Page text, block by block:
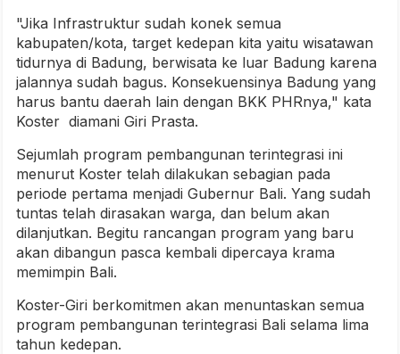
"Jika Infrastruktur sudah konek semua
kabupaten/kota, target kedepan kita yaitu wisatawan
tidurnya di Badung, berwisata ke luar Badung karena
jalannya sudah bagus. Konsekuensinya Badung yang
harus bantu daerah lain dengan BKK PHRnya," kata
Koster diamani Giri Prasta.
Sejumlah program pembangunan terintegrasi ini
menurut Koster telah dilakukan sebagian pada
periode pertama menjadi Gubernur Bali. Yang sudah
tuntas telah dirasakan warga, dan belum akan
dilanjutkan. Begitu rancangan program yang baru
akan dibangun pasca kembali dipercaya krama
memimpin Bali.
Koster-Giri berkomitmen akan menuntaskan semua
program pembangunan terintegrasi Bali selama lima
tahun kedepan.